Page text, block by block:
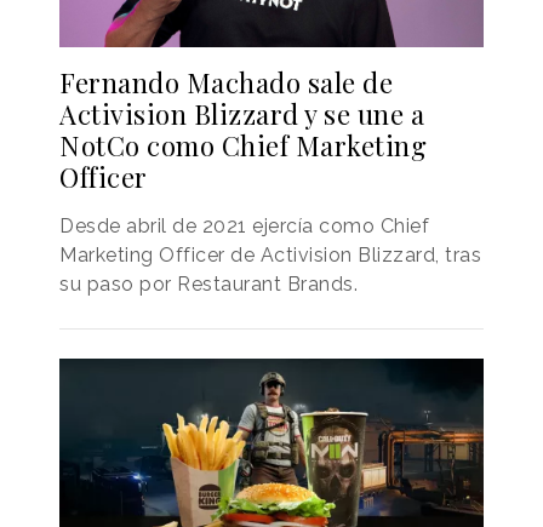
Fernando Machado sale de
Activision Blizzard y se une a
NotCo como Chief Marketing
Officer
Desde abril de 2021 ejercía como Chief
Marketing Officer de Activision Blizzard, tras
su paso por Restaurant Brands.